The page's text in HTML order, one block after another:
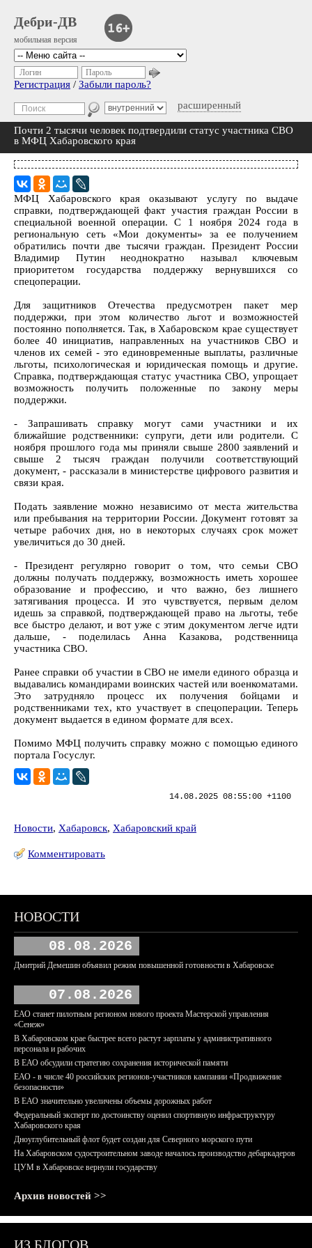
Дебри-ДВ
мобильная версия
расширенный
Логин Пароль
Регистрация / Забыли пароль?
Почти 2 тысячи человек подтвердили статус участника СВО
в МФЦ Хабаровского края
МФЦ Хабаровского края оказывают услугу по выдаче
справки, подтверждающей факт участия граждан России в
специальной военной операции. С 1 ноября 2024 года в
региональную сеть «Мои документы» за ее получением
обратились почти две тысячи граждан. Президент России
Владимир Путин неоднократно называл ключевым
приоритетом государства поддержку вернувшихся со
спецоперации.
Для защитников Отечества предусмотрен пакет мер
поддержки, при этом количество льгот и возможностей
постоянно пополняется. Так, в Хабаровском крае существует
более 40 инициатив, направленных на участников СВО и
членов их семей - это единовременные выплаты, различные
льготы, психологическая и юридическая помощь и другие.
Справка, подтверждающая статус участника СВО, упрощает
возможность получить положенные по закону меры
поддержки.
- Запрашивать справку могут сами участники и их
ближайшие родственники: супруги, дети или родители. С
ноября прошлого года мы приняли свыше 2800 заявлений и
свыше 2 тысяч граждан получили соответствующий
документ, - рассказали в министерстве цифрового развития и
связи края.
Подать заявление можно независимо от места жительства
или пребывания на территории России. Документ готовят за
четыре рабочих дня, но в некоторых случаях срок может
увеличиться до 30 дней.
- Президент регулярно говорит о том, что семьи СВО
должны получать поддержку, возможность иметь хорошее
образование и профессию, и что важно, без лишнего
затягивания процесса. И это чувствуется, первым делом
идешь за справкой, подтверждающей право на льготы, тебе
все быстро делают, и вот уже с этим документом легче идти
дальше, - поделилась Анна Казакова, родственница
участника СВО.
Ранее справки об участии в СВО не имели единого образца и
выдавались командирами воинских частей или военкоматами.
Это затрудняло процесс их получения бойцами и
родственниками тех, кто участвует в спецоперации. Теперь
документ выдается в едином формате для всех.
Помимо МФЦ получить справку можно с помощью единого
портала Госуслуг.
14.08.2025 08:55:00 +1100
Новости, Хабаровск, Хабаровский край
Комментировать
НОВОСТИ
08.08.2026
Дмитрий Демешин объявил режим повышенной готовности в Хабаровске
07.08.2026
ЕАО станет пилотным регионом нового проекта Мастерской управления
«Сенеж»
В Хабаровском крае быстрее всего растут зарплаты у административного
персонала и рабочих
В ЕАО обсудили стратегию сохранения исторической памяти
ЕАО - в числе 40 российских регионов-участников кампании «Продвижение
безопасности»
В ЕАО значительно увеличены объемы дорожных работ
Федеральный эксперт по достоинству оценил спортивную инфраструктуру
Хабаровского края
Дноуглубительный флот будет создан для Северного морского пути
На Хабаровском судостроительном заводе началось производство дебаркадеров
ЦУМ в Хабаровске вернули государству
Архив новостей >>
ИЗ БЛОГОВ